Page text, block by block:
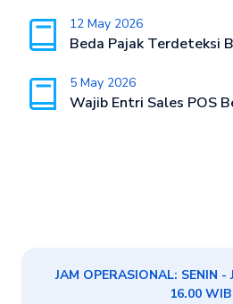
12 May 2026
Beda Pajak Terdeteksi
5 May 2026
Wajib Entri Sales POS
JAM OPERASIONAL: SENIN -
16.00 WIB